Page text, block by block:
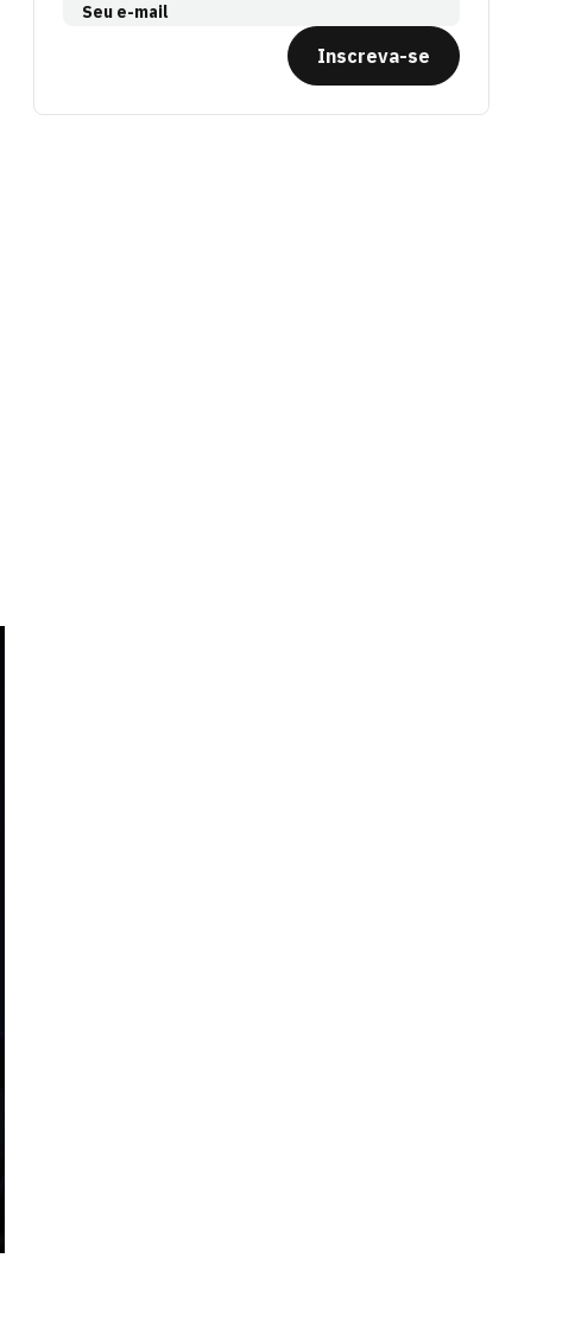
Seu e-mail
Inscreva-se